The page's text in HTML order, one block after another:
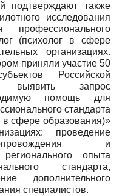
подтверждают также
исследования
(психолог в сфере
организациях.
приняли участие 50
Российской
выявить запрос
помощь для
стандарта
в сфере образования)»
проведение
и
опыта
стандарта,
дополнительного
специалистов.